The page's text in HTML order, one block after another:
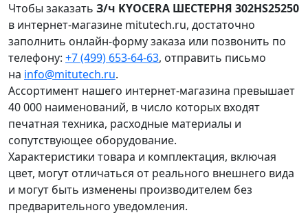
Чтобы заказать З/ч KYOCERA ШЕСТЕРНЯ 302HS25250
в интернет-магазине mitutech.ru, достаточно
заполнить онлайн-форму заказа или позвонить по
телефону: +7 (499) 653-64-63, отправить письмо
на info@mitutech.ru.
Ассортимент нашего интернет-магазина превышает
40 000 наименований, в число которых входят
печатная техника, расходные материалы и
сопутствующее оборудование.
Характеристики товара и комплектация, включая
цвет, могут отличаться от реального внешнего вида
и могут быть изменены производителем без
предварительного уведомления.